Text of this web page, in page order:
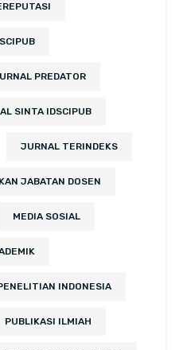
PREDATOR
SINTA IDSCIPUB
JURNAL TERINDEKS
JABATAN DOSEN
MEDIA SOSIAL
INDONESIA
PUBLIKASI ILMIAH